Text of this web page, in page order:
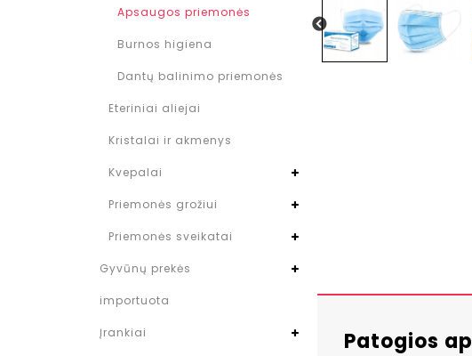
Patogios
Apsaugos priemonės
Burnos higiena
Dantų balinimo priemonės
Eteriniai aliejai
Kristalai ir akmenys
Kvepalai
Priemonės grožiui
Priemonės sveikatai
Gyvūnų prekės
importuota
Įrankiai